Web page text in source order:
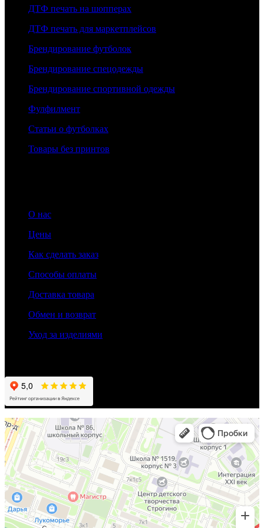
ДТФ печать на шопперах
ДТФ печать для маркетплейсов
Брендирование футболок
Брендирование спецодежды
Брендирование спортивной одежды
Фулфилмент
Статьи о футболках
Товары без принтов
О нас
Цены
Как сделать заказ
Способы оплаты
Доставка товара
Обмен и возврат
Уход за изделиями